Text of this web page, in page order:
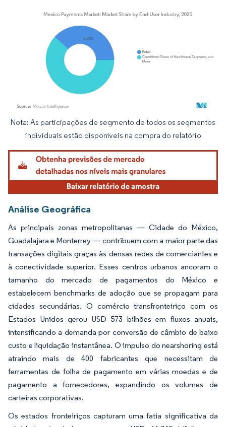
Imagem © Mordor Intelligence. O reuso requer atribuição conforme CC BY 4.0.
Nota: As participações de segmento de todos os segmentos
individuais estão disponíveis na compra do relatório
Análise Geográfica
As principais zonas metropolitanas — Cidade do México,
Guadalajara e Monterrey — contribuem com a maior parte das
transações digitais graças às densas redes de comerciantes e
à conectividade superior. Esses centros urbanos ancoram o
tamanho do mercado de pagamentos do México e
estabelecem benchmarks de adoção que se propagam para
cidades secundárias. O comércio transfronteiriço com os
Estados Unidos gerou USD 573 bilhões em fluxos anuais,
intensificando a demanda por conversão de câmbio de baixo
custo e liquidação instantânea. O impulso do nearshoring está
atraindo mais de 400 fabricantes que necessitam de
ferramentas de folha de pagamento em várias moedas e de
pagamento a fornecedores, expandindo os volumes de
carteiras corporativas.
Os estados fronteiriços capturam uma fatia significativa da